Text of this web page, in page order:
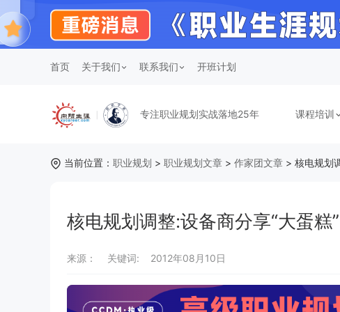
首页 关于我们 联系我们 开班计划
专注职业规划实战落地25年 课程培训
当前位置： 职业规划 > 职业规划文章 > 作家团文章 > 核电规划
核电规划调整:设备商分享“大蛋糕”
来源： 关键词: 2012年08月10日